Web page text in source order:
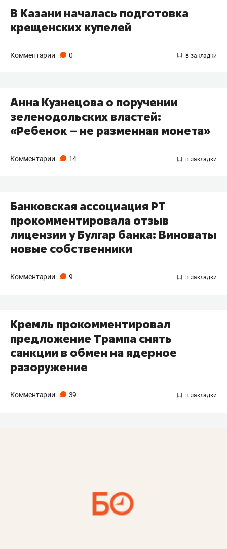
В Казани началась подготовка
крещенских купелей
Комментарии 0
Анна Кузнецова о поручении
зеленодольских властей:
«Ребенок – не разменная монета»
Комментарии 14
​Банковская ассоциация РТ
прокомментировала отзыв
лицензии у Булгар банка: Виноваты
новые собственники
Комментарии 9
Кремль прокомментировал
предложение Трампа снять
санкции в обмен на ядерное
разоружение
Комментарии 39